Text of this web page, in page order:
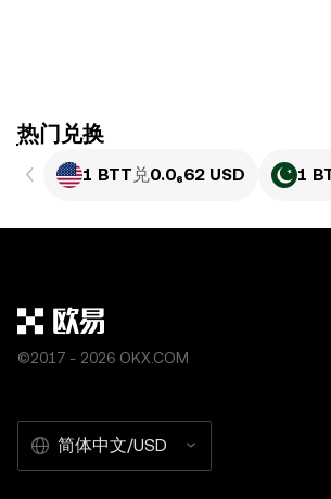
ִִִִִִִִִִִִִִִִִִִִִִִִִִִִִִִִִִִִִִִִִִִִִִִִ热门兑换
1 BTT 兑0.0₆62 USD 1
©2017 - 2026 OKX.COM
简体中文/USD